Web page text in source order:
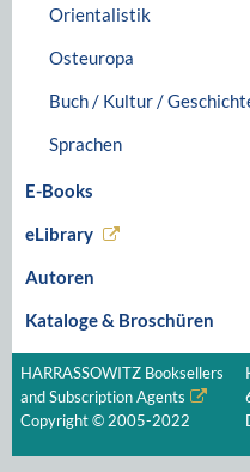
Orientalistik
Osteuropa
Buch / Kultur /
Sprachen
E-Books
eLibrary
Autoren
Kataloge & Broschüren
HARRASSOWITZ Booksellers
and Subscription Agents
Copyright © 2005-2022